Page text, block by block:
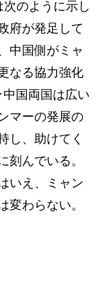
のように示し
府が発足して
中国側がミャ
なる協力強化
国両国は広い
マーの発展の
し、助けてく
刻んでいる。
いえ、ミャン
変わらない。